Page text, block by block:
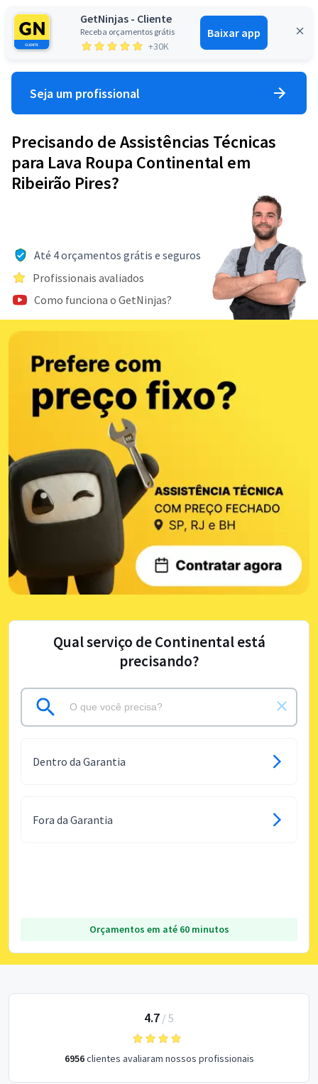
GetNinjas - Cliente
Receba orçamentos grátis
+30K
Baixar app
Entrar
Seja um profissional
Precisando de Assistências Técnicas
para Lava Roupa Continental em
Ribeirão Pires?
Até 4 orçamentos grátis e seguros
Profissionais avaliados
Como funciona o GetNinjas?
Qual serviço de Continental está
precisando?
Dentro da Garantia
Fora da Garantia
Orçamentos em até 60 minutos
4.7 / 5
6956clientes avaliaram nossos profissionais